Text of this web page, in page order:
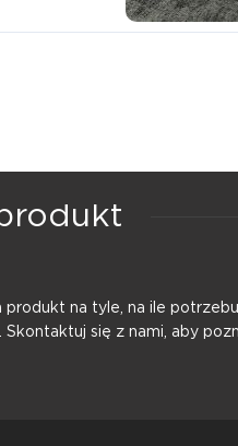
produkt na tyle, na ile
Skontaktuj się z nami, aby